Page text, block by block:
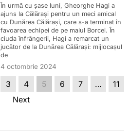
În urmă cu șase luni, Gheorghe Hagi a
ajuns la Călărași pentru un meci amical
cu Dunărea Călărași, care s-a terminat în
favoarea echipei de pe malul Borcei. În
ciuda înfrângerii, Hagi a remarcat un
jucător de la Dunărea Călărași: mijlocașul
de
4 octombrie 2024
3 4 5 6 7 …
11
Next